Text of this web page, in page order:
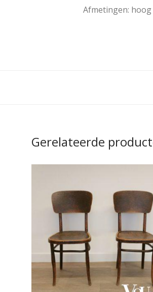
Afmetingen: hoog
Gerelateerde